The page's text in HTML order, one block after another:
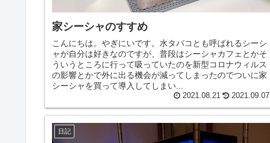
家シーシャのすすめ
こんにちは。やぎにいです。水タバコとも呼ばれるシーシ
ャが自分は好きなのですが、普段はシーシャカフェとかそ
ういうところに行って吸っていたのを新型コロナウィルス
の影響とかで外に出る機会が減ってしまったのでついに家
シーシャを買って導入してしまい...
2021.08.21 2021.09.07
日記